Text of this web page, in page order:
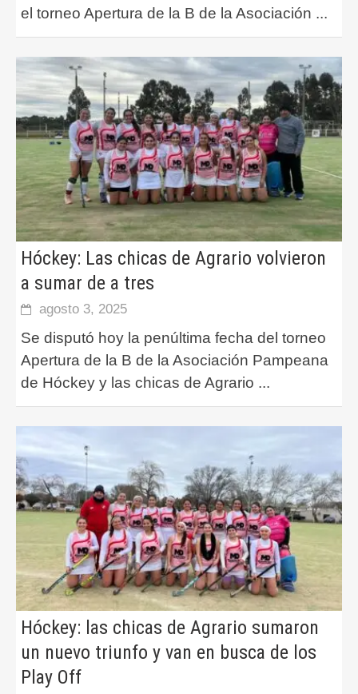
el torneo Apertura de la B de la Asociación ...
Hóckey: Las chicas de Agrario volvieron
a sumar de a tres
agosto 3, 2025
Se disputó hoy la penúltima fecha del torneo
Apertura de la B de la Asociación Pampeana
de Hóckey y las chicas de Agrario ...
Hóckey: las chicas de Agrario sumaron
un nuevo triunfo y van en busca de los
Play Off